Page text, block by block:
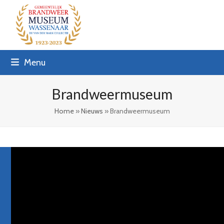
content
Menu
Brandweermuseum
Home»Nieuws »Brandweermuseum